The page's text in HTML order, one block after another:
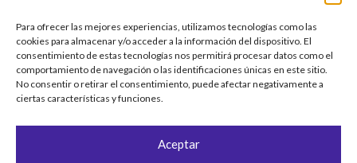
Para ofrecer las mejores experiencias, utilizamos tecnologías como las
cookies para almacenar y/o acceder a la información del dispositivo. El
consentimiento de estas tecnologías nos permitirá procesar datos como el
comportamiento de navegación o las identificaciones únicas en este sitio.
No consentir o retirar el consentimiento, puede afectar negativamente a
ciertas características y funciones.
Aceptar
Enter your email address: